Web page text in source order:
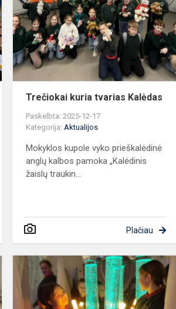
pamokos
su
JLC
darbuotojais
Trečiokai kuria tvarias Kalėdas
Paskelbta: 2025-12-17
Kategorija:Aktualijos
Mokyklos kupole vyko prieškalėdinė
anglų kalbos pamoka „Kalėdinis
žaislų traukin...
Plačiau
Kalėdinė
nuotaika
mokykloje